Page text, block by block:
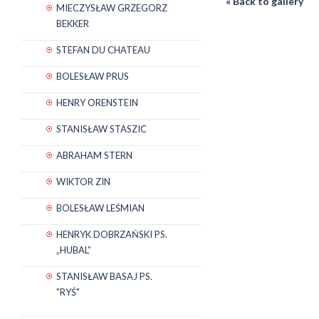
MIECZYSŁAW GRZEGORZ
BEKKER
STEFAN DU CHATEAU
BOLESŁAW PRUS
HENRY ORENSTEIN
STANISŁAW STASZIC
ABRAHAM STERN
WIKTOR ZIN
BOLESŁAW LEŚMIAN
HENRYK DOBRZAŃSKI PS.
„HUBAL”
STANISŁAW BASAJ PS.
"RYŚ"